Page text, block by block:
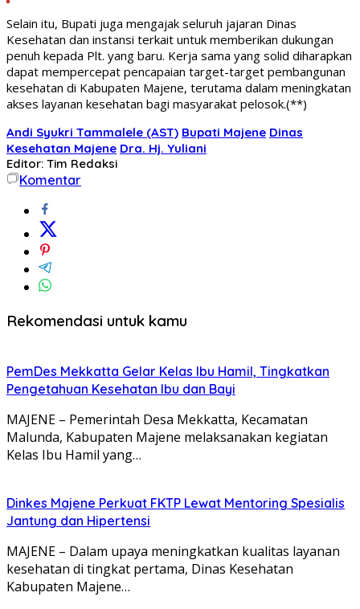
Selain itu, Bupati juga mengajak seluruh jajaran Dinas
Kesehatan dan instansi terkait untuk memberikan dukungan
penuh kepada Plt. yang baru. Kerja sama yang solid diharapkan
dapat mempercepat pencapaian target-target pembangunan
kesehatan di Kabupaten Majene, terutama dalam meningkatan
akses layanan kesehatan bagi masyarakat pelosok.(**)
Andi Syukri Tammalele (AST) Bupati Majene Dinas
Kesehatan Majene Dra. Hj. Yuliani
Editor: Tim Redaksi
Komentar
Rekomendasi untuk kamu
PemDes Mekkatta Gelar Kelas Ibu Hamil, Tingkatkan
Pengetahuan Kesehatan Ibu dan Bayi
MAJENE – Pemerintah Desa Mekkatta, Kecamatan
Malunda, Kabupaten Majene melaksanakan kegiatan
Kelas Ibu Hamil yang…
Dinkes Majene Perkuat FKTP Lewat Mentoring Spesialis
Jantung dan Hipertensi
MAJENE – Dalam upaya meningkatkan kualitas layanan
kesehatan di tingkat pertama, Dinas Kesehatan
Kabupaten Majene…